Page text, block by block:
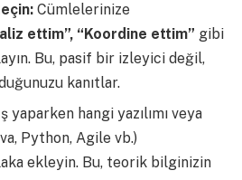
Cümlelerinize
ettim”, “Koordine ettim” gibi
Bu, pasif bir izleyici değil,
kanıtlar.
yaparken hangi yazılımı veya
Python, Agile vb.)
ekleyin. Bu, teorik bilginizin